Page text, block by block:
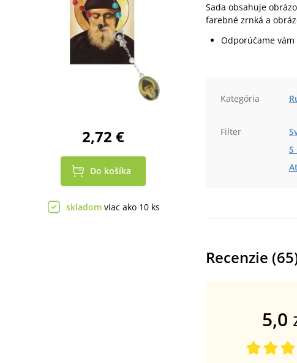
2,72 €
Do košíka
skladom viac ako 10 ks
Sada obsahuje
farebné zrnká a
Odporúčame
Kategória
Filter
Recenzie (65
5,0